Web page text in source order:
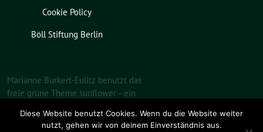
Cookie Policy
Böll Stiftung Berlin
Marianne Burkert-Eulitz benutzt das
freie grüne Theme sunflower ‐ ein
Diese Website benutzt Cookies. Wenn du die Website weiter
nutzt, gehen wir von deinem Einverständnis aus.